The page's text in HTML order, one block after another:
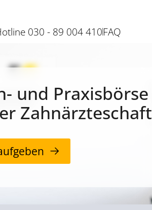
030 - 89 004 410FAQ
und
Zahnärzteschaft